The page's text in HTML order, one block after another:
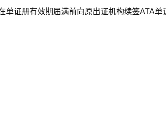
证册有效期届满前向原出证机构续签ATA